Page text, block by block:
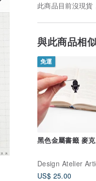
此商品目前沒現
與此商品相
免運
黑色金屬書籤 麥克
Design Atelier
US$ 25.00